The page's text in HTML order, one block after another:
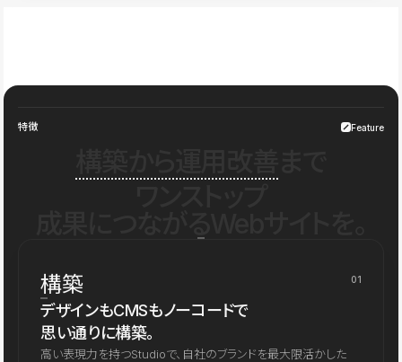
特徴 Feature
構築 01
デザインもCMSもノーコードで
思い通りに構築。
高い表現力を持つStudioで、自社のブランドを最大限活かした